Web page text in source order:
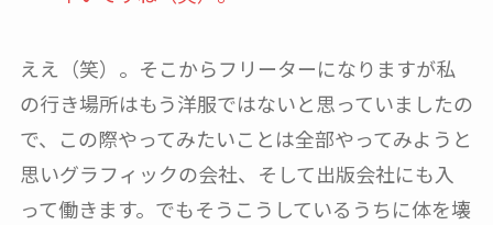
ええ（笑）。そこからフリーターになりますが私
の行き場所はもう洋服ではないと思っていましたの
で、この際やってみたいことは全部やってみようと
思いグラフィックの会社、そして出版会社にも入
って働きます。でもそうこうしているうちに体を壊